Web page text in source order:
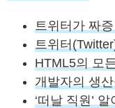
트위터가 짜
트위터
HTML5의 모
개발자의 생
‘떠날 직원’